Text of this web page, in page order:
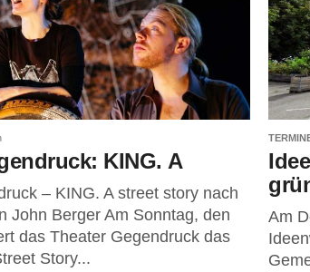
KING. A
– KING. A street story nach
John Berger Am Sonntag, den
das Theater Gegendruck das
Story...
Am